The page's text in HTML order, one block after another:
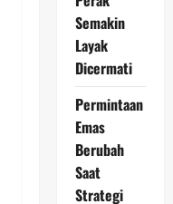
Semakin
Layak
Dicermati
Permintaan
Emas
Berubah
Saat
Strategi